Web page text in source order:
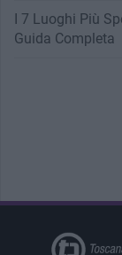
I 7 Luoghi Più
Guida Completa